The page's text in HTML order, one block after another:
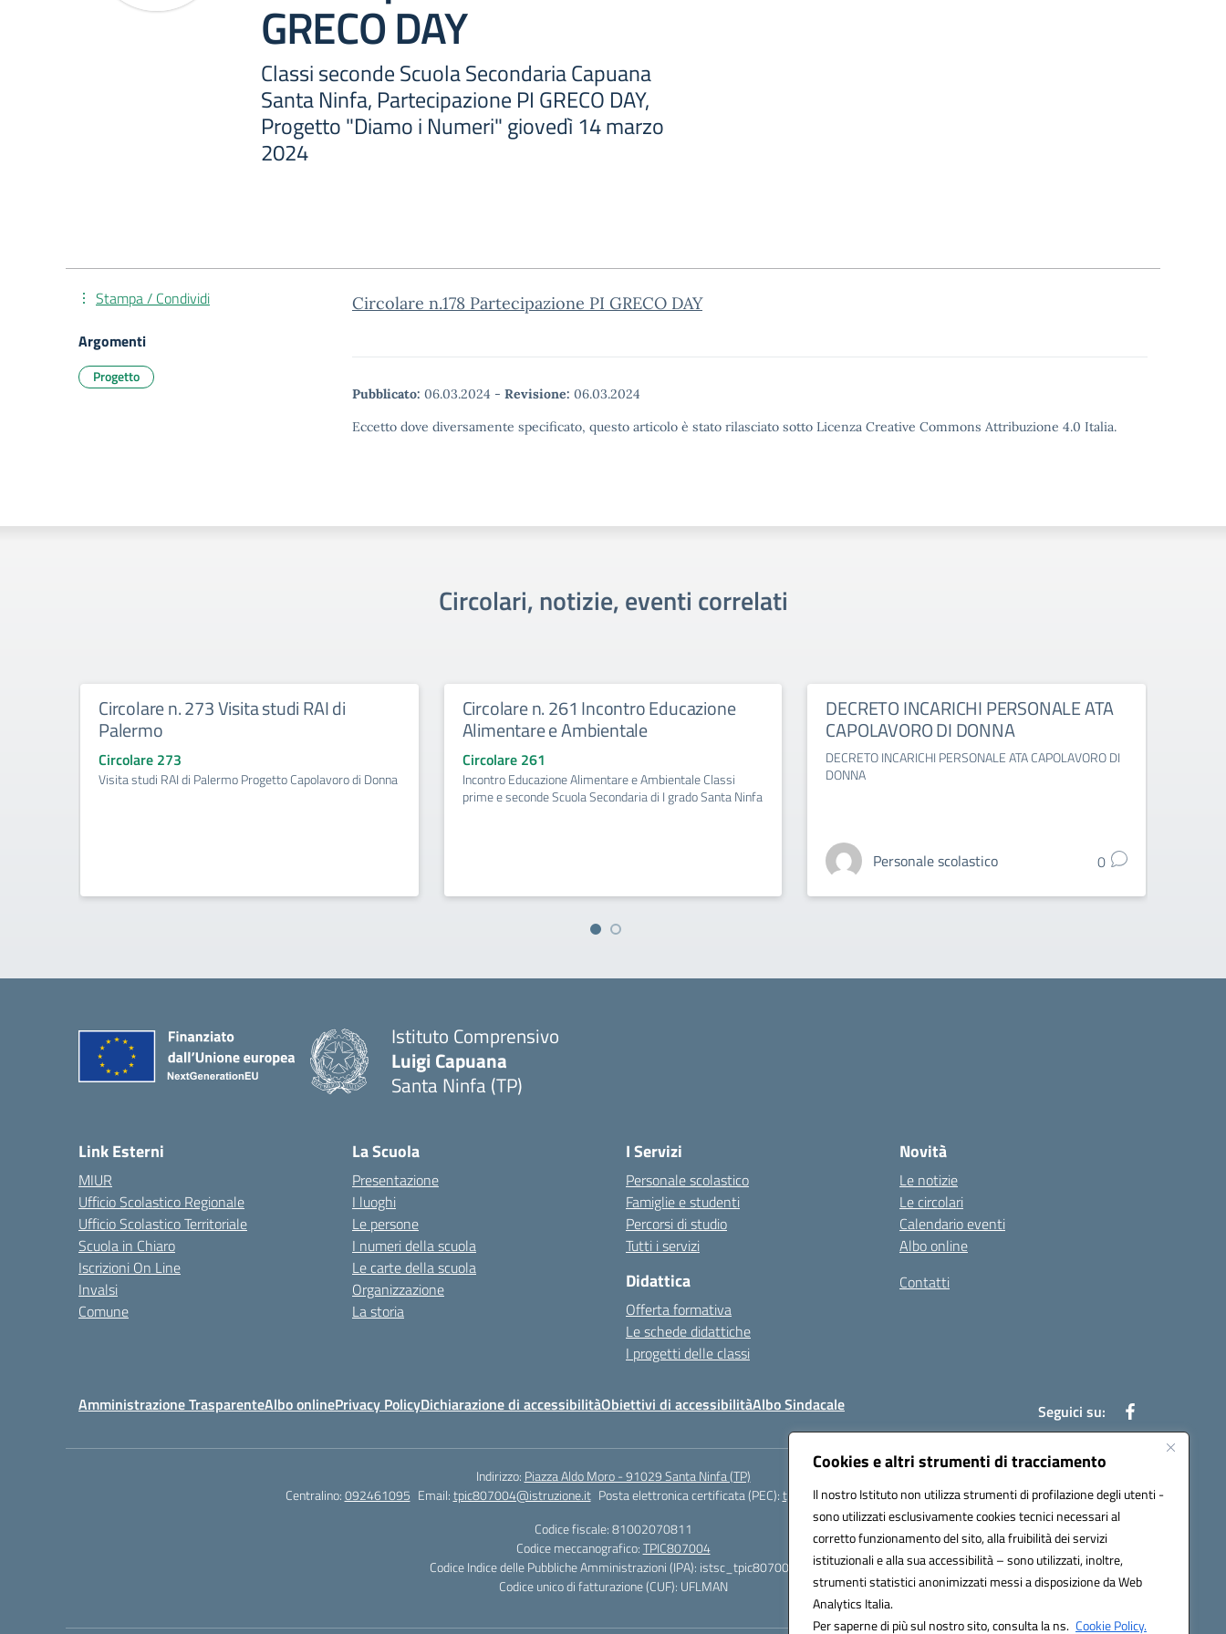
Cookies e altri strumenti di tracciamento
Il nostro Istituto non utilizza strumenti di profilazione degli utenti -
sono utilizzati esclusivamente cookies tecnici necessari al
corretto funzionamento del sito, alla fruibilità dei servizi
istituzionali e alla sua accessibilità – sono utilizzati, inoltre,
strumenti statistici anonimizzati messi a disposizione da Web
Analytics Italia.
Per saperne di più sul nostro sito, consulta la ns. Cookie Policy.
GRECO DAY
Classi seconde Scuola Secondaria Capuana
Santa Ninfa, Partecipazione PI GRECO DAY,
Progetto "Diamo i Numeri" giovedì 14 marzo
2024
Circolare n.178 Partecipazione PI GRECO DAY
Pubblicato: 06.03.2024 - Revisione: 06.03.2024
Eccetto dove diversamente specificato, questo articolo è stato rilasciato sotto Licenza Creative Commons Attribuzione 4.0 Italia.
Stampa / Condividi
Argomenti
Progetto
Circolari, notizie, eventi correlati
Circolare n. 273 Visita studi RAI di
Palermo
Circolare 273
Visita studi RAI di Palermo Progetto Capolavoro di Donna
Circolare n. 261 Incontro Educazione
Alimentare e Ambientale
Circolare 261
Incontro Educazione Alimentare e Ambientale Classi
prime e seconde Scuola Secondaria di I grado Santa Ninfa
DECRETO INCARICHI PERSONALE ATA
CAPOLAVORO DI DONNA
DECRETO INCARICHI PERSONALE ATA CAPOLAVORO DI
DONNA
Personale scolastico 0
Istituto Comprensivo
Luigi Capuana
Santa Ninfa (TP)
Link Esterni
MIUR
Ufficio Scolastico Regionale
Ufficio Scolastico Territoriale
Scuola in Chiaro
Iscrizioni On Line
Invalsi
Comune
La Scuola
Presentazione
I luoghi
Le persone
I numeri della scuola
Le carte della scuola
Organizzazione
La storia
I Servizi
Personale scolastico
Famiglie e studenti
Percorsi di studio
Tutti i servizi
Didattica
Offerta formativa
Le schede didattiche
I progetti delle classi
Novità
Le notizie
Le circolari
Calendario eventi
Albo online
Contatti
Amministrazione TrasparenteAlbo onlinePrivacy PolicyDichiarazione di accessibilitàObiettivi di accessibilitàAlbo Sindacale Seguici su:
Indirizzo: Piazza Aldo Moro - 91029 Santa Ninfa (TP)
Centralino:092461095 Email:tpic807004@istruzione.it Posta elettronica certificata (PEC):tpic807004@pec.istruzione.it
Codice fiscale: 81002070811
Codice meccanografico:TPIC807004
Codice Indice delle Pubbliche Amministrazioni (IPA): istsc_tpic807004
Codice unico di fatturazione (CUF): UFLMAN